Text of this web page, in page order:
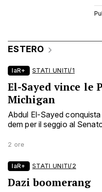
ESTERO
laR+ STATI UNITI/1
El-Sayed vince le
Michigan
Abdul El-Sayed
dem per il seggio al
2 ore
laR+ STATI UNITI/2
Dazi boomerang